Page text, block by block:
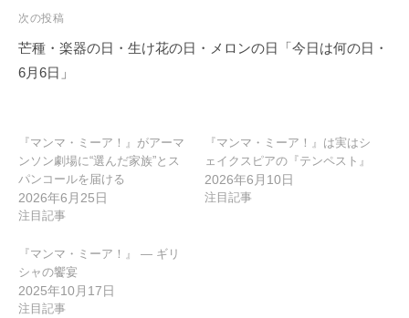
ゲ
ー
シ
次の投稿
芒種・楽器の日・生け花の日・メロンの日「今日は何の日・
6月6日」
『マンマ・ミーア！』がアーマ
ンソン劇場に“選んだ家族”とス
パンコールを届ける
2026年6月25日
注目記事
『マンマ・ミーア！』は実はシ
ェイクスピアの『テンペスト』
2026年6月10日
注目記事
『マンマ・ミーア！』 ― ギリ
シャの饗宴
2025年10月17日
注目記事